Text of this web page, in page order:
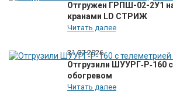
Отгружен ГРПШ-02-2У1
кранами LD СТРИЖ
Читать далее
31.07.2026
Отгрузили ШУУРГ‑Р‑160
обогревом
Читать далее